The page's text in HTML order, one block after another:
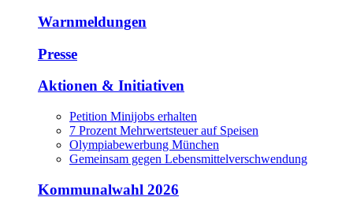
Warnmeldungen
Presse
Aktionen & Initiativen
Petition Minijobs erhalten
7 Prozent Mehrwertsteuer auf Speisen
Olympiabewerbung München
Gemeinsam gegen Lebensmittelverschwendung
Kommunalwahl 2026